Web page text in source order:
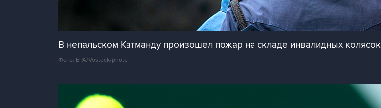
В непальском Катманду произошел пожар на складе инвалидных колясок
Фото: EPA/Vostock-photo